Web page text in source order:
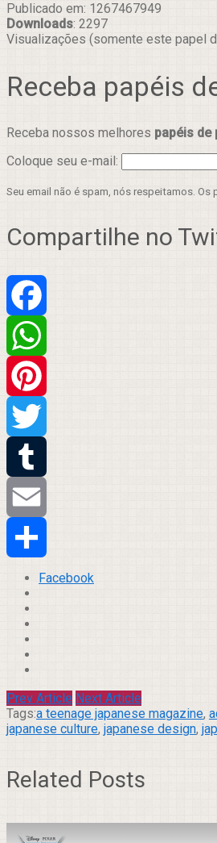
Publicado em: 1267467949
Downloads: 2297
Visualizações (somente este papel
Receba papéis
Receba nossos melhores papéis de
Coloque seu e-mail:
Seu email não é spam, nós respeitamos.
Compartilhe no
Facebook
WhatsApp
Pinterest
Twitter
Tumblr
Email
Compartilhar
Facebook
Prev Article Next Article
Tags:a teenage japanese magazine,
japanese culture, japanese design,
Related Posts